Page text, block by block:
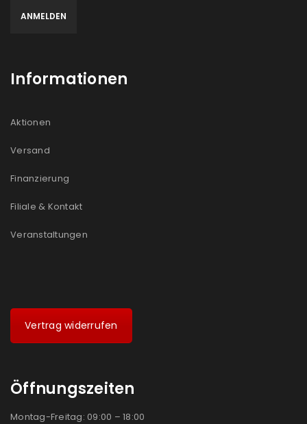
Informationen
Aktionen
Versand
Finanzierung
Filiale & Kontakt
Veranstaltungen
Vertrag widerrufen
Öffnungszeiten
Montag-Freitag: 09:00 – 18:00